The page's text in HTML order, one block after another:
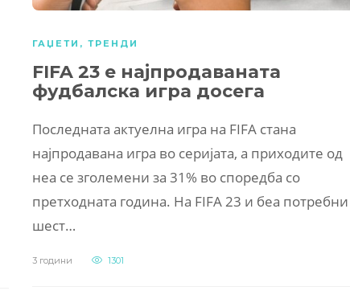
ГАЏЕТИ , ТРЕНДИ
FIFA 23 е најпродаваната
фудбалска игра досега
Последната актуелна игра на FIFA стана
најпродавана игра во серијата, а приходите од
неа се зголемени за 31% во споредба со
претходната година. На FIFA 23 и беа потребни
шест…
3 години 1301